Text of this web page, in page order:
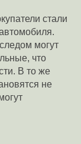
стали
могут
что
В то же
не